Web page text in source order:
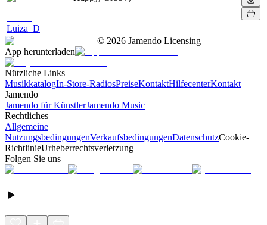
Luiza_D
© 2026 Jamendo Licensing
App herunterladen
Nützliche Links
MusikkatalogIn-Store-RadiosPreiseKontaktHilfecenterKontakt
Jamendo
Jamendo für KünstlerJamendo Music
Rechtliches
Allgemeine
NutzungsbedingungenVerkaufsbedingungenDatenschutzCookie-
RichtlinieUrheberrechtsverletzung
Folgen Sie uns